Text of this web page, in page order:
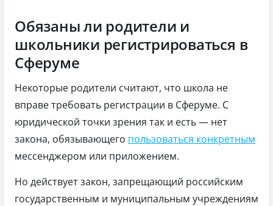
Обязаны ли родители и
школьники регистрироваться в
Сферуме
Некоторые родители считают, что школа не
вправе требовать регистрации в Сферуме. С
юридической точки зрения так и есть — нет
закона, обязывающего пользоваться конкретным
мессенджером или приложением.
Но действует закон, запрещающий российским
государственным и муниципальным учреждениям